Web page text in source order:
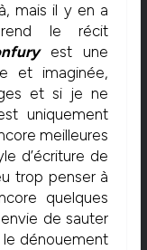
mais il y en a
le récit
est une
et imaginée,
et si je ne
uniquement
meilleures
d’écriture de
trop penser à
quelques
de sauter
le dénouement